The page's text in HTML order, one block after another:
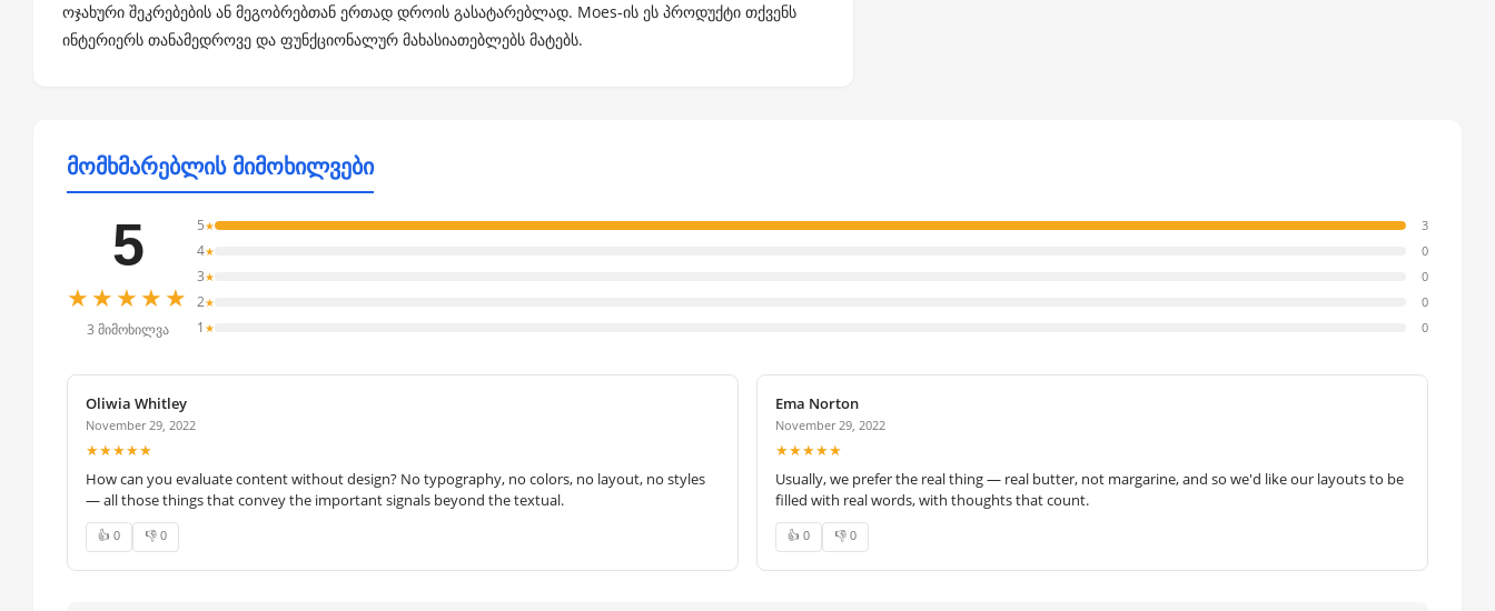
ოჯახური შეკრებების ან მეგობრებთან ერთად დროის გასატარებლად. Moes-ის ეს პროდუქტი თქვენს
ინტერიერს თანამედროვე და ფუნქციონალურ მახასიათებლებს მატებს.
მომხმარებლის მიმოხილვები
5
★★★★★
3 მიმოხილვა
5★ 3
4★ 0
3★ 0
2★ 0
1 ★ 0
Oliwia Whitley
November 29, 2022
★★★★★
How can you evaluate content without design? No typography, no colors, no layout, no styles
— all those things that convey the important signals beyond the textual.
👍 0 👎 0
Ema Norton
November 29, 2022
★★★★★
Usually, we prefer the real thing — real butter, not margarine, and so we'd like our layouts to be
filled with real words, with thoughts that count.
👍 0 👎 0